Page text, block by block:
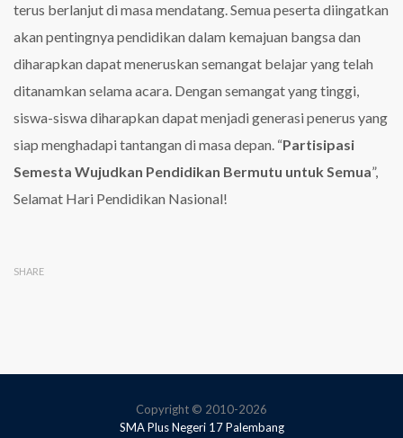
terus berlanjut di masa mendatang. Semua peserta diingatkan
akan pentingnya pendidikan dalam kemajuan bangsa dan
diharapkan dapat meneruskan semangat belajar yang telah
ditanamkan selama acara. Dengan semangat yang tinggi,
siswa-siswa diharapkan dapat menjadi generasi penerus yang
siap menghadapi tantangan di masa depan. “Partisipasi
Semesta Wujudkan Pendidikan Bermutu untuk Semua”,
Selamat Hari Pendidikan Nasional!
SHARE
Copyright © 2010-2026
SMA Plus Negeri 17 Palembang